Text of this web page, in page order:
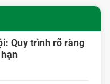
Quy trình rõ ràng